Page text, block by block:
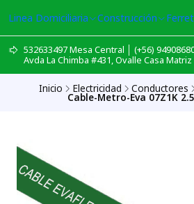
Linea Domiciliaria Construcción
532633497 Mesa Central │ (+56)
Avda La Chimba #431, Ovalle Casa Matriz
Inicio Electricidad Conductores
Cable-Metro-Eva 07Z1K